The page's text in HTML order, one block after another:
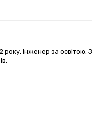
року. Інженер за освітою.